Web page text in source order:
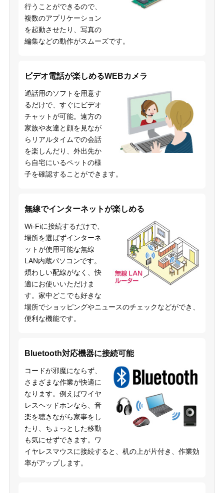
行うことができるので、
複数のアプリケーション
を起動させたり、写真の
編集などの動作がスムーズです。
ビデオ電話が楽しめるWEBカメラ
通話用のソフトを用意す
るだけで、すぐにビデオ
チャットが可能。遠方の
家族や友達と顔を見なが
らリアルタイムでの会話
を楽しんだり、外出先か
ら自宅にいるペットの様
子を確認することができます。
無線でインターネットが楽しめる
Wi-Fiに接続するだけで、
場所を選ばずインターネ
ットが使用可能な無線
LAN内蔵パソコンです。
煩わしい配線がなく、快
適にお使いいただけま
す。家中どこでも好きな
場所でショッピングやニュースのチェックなどができ、
便利な機能です。
Bluetooth対応機器に接続可能
コードが邪魔にならず、
さまざまな作業が快適に
なります。例えばワイヤ
レスヘッドホンなら、音
楽を聴きながら家事をし
たり、ちょっとした移動
も気にせずできます。ワ
イヤレスマウスに接続すると、机の上が片付き、作業効
率がアップします。